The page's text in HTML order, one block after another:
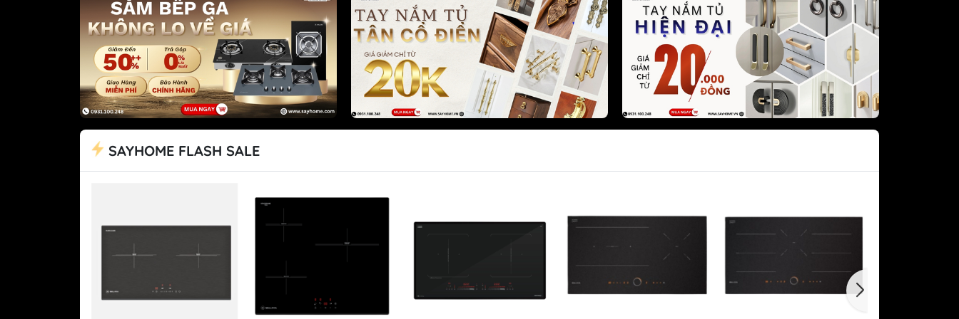
Phụ kiện tủ bếp dưới GRANDX
Phụ kiện tủ đồ khô GRANDX
Phụ kiện tủ quần áo GRANDX
Tủ lạnh Mitsubishi
Bếp điện từ KOCHER
Bếp từ đơn công nghiệp
Gia dụng KOCHER
Vòi rửa chén KOCHER
Bếp điện từ SAKURA
Máy hút mùi SAKURA
SAKURA
Thiết bị lọc nước SAKURA
Vòi rửa chén bát NOBILI -
NOBINOX
SAYHOME FLASH SALE